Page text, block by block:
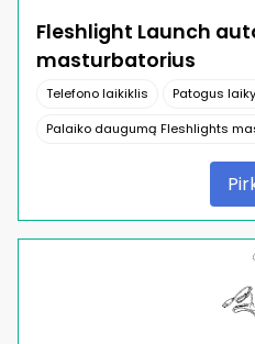
Fleshlight Launch
masturbatorius
Telefono laikiklis Patogus
Palaiko daugumą Fleshlights